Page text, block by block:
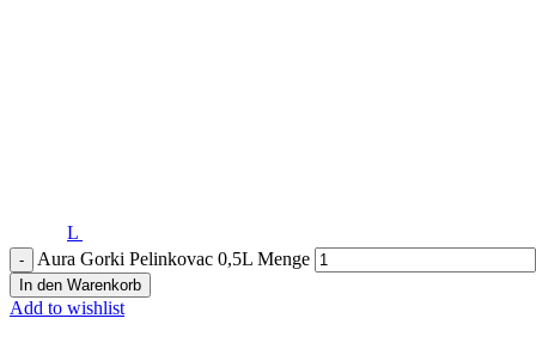
L
Aura Gorki Pelinkovac 0,5L Menge
In den Warenkorb
Add to wishlist